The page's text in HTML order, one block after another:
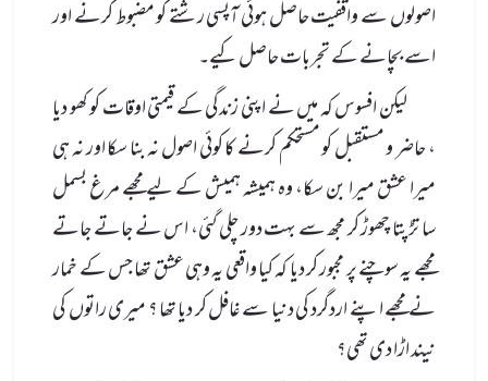
اصولوں سے واقفیت حاصل ہوئی آپسی رشتے کو مضبوط کرنے اور
اسے بچانے کے تجربات حاصل کیے۔
لیکن افسوس کہ میں نے اپنی زندگی کے قیمتی اوقات کو کھو دیا
، حاضر و مستقبل کو مستحکم کرنے کا کوئی اصول نہ بنا سکا اور نہ ہی
میرا عشق میرا بن سکا، وہ ہمیشہ ہمیش کے لیے مجھے مرغ بسمل
سا تڑپتا چھوڑ کر مجھ سے بہت دور چلی گئی، اس نے جاتے جاتے
مجھے یہ سوچنے پر مجبور کر دیا کہ کیا واقعی یہ وہی عشق تھا جس کے خمار
نے مجھے اپنے اردگرد کی دنیا سے غافل کر دیا تھا ؟ میری راتوں کی
نیند اڑا دی تھی؟